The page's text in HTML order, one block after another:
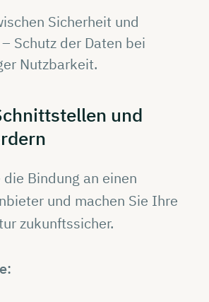
Sicherheit und
Schutz der Daten bei
Nutzbarkeit.
und
Bindung an einen
und machen Sie Ihre
zukunftssicher.